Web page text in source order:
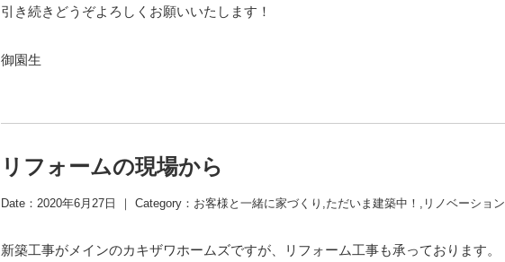
引き続きどうぞよろしくお願いいたします！
御園生
リフォームの現場から
Date：2020年6月27日 ｜ Category： お客様と一緒に家づくり ただいま建築中！ リノベーション
新築工事がメインのカキザワホームズですが、リフォーム工事も承っております。